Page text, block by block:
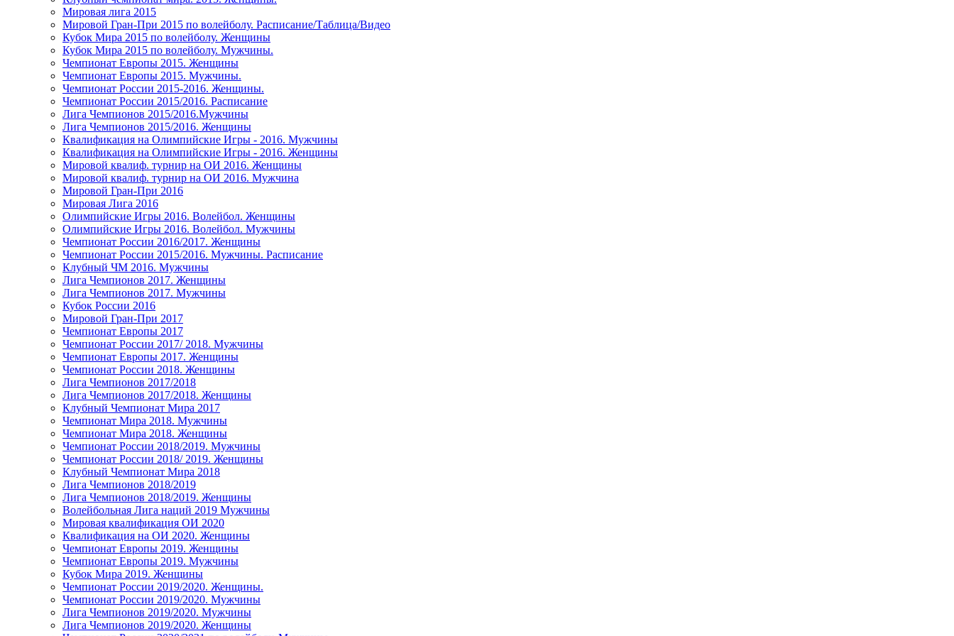
Мировая лига 2015
Мировой Гран-При 2015 по волейболу. Расписание/Таблица/Видео
Кубок Мира 2015 по волейболу. Женщины
Кубок Мира 2015 по волейболу. Мужчины.
Чемпионат Европы 2015. Женщины
Чемпионат Европы 2015. Мужчины.
Чемпионат России 2015-2016. Женщины.
Чемпионат России 2015/2016. Расписание
Лига Чемпионов 2015/2016.Мужчины
Лига Чемпионов 2015/2016. Женщины
Квалификация на Олимпийские Игры - 2016. Мужчины
Квалификация на Олимпийские Игры - 2016. Женщины
Мировой квалиф. турнир на ОИ 2016. Женщины
Мировой квалиф. турнир на ОИ 2016. Мужчина
Мировой Гран-При 2016
Мировая Лига 2016
Олимпийские Игры 2016. Волейбол. Женщины
Олимпийские Игры 2016. Волейбол. Мужчины
Чемпионат России 2016/2017. Женщины
Чемпионат России 2015/2016. Мужчины. Расписание
Клубный ЧМ 2016. Мужчины
Лига Чемпионов 2017. Женщины
Лига Чемпионов 2017. Мужчины
Кубок России 2016
Мировой Гран-При 2017
Чемпионат Европы 2017
Чемпионат России 2017/ 2018. Мужчины
Чемпионат Европы 2017. Женщины
Чемпионат России 2018. Женщины
Лига Чемпионов 2017/2018
Лига Чемпионов 2017/2018. Женщины
Клубный Чемпионат Мира 2017
Чемпионат Мира 2018. Мужчины
Чемпионат Мира 2018. Женщины
Чемпионат России 2018/2019. Мужчины
Чемпионат России 2018/ 2019. Женщины
Клубный Чемпионат Мира 2018
Лига Чемпионов 2018/2019
Лига Чемпионов 2018/2019. Женщины
Волейбольная Лига наций 2019 Мужчины
Мировая квалификация ОИ 2020
Квалификация на ОИ 2020. Женщины
Чемпионат Европы 2019. Женщины
Чемпионат Европы 2019. Мужчины
Кубок Мира 2019. Женщины
Чемпионат России 2019/2020. Женщины.
Чемпионат России 2019/2020. Мужчины
Лига Чемпионов 2019/2020. Мужчины
Лига Чемпионов 2019/2020. Женщины